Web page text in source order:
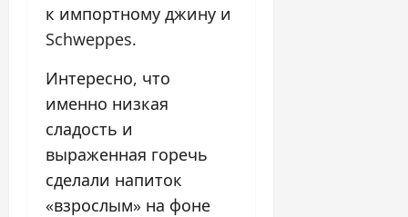
к импортному джину и
Schweppes.
Интересно, что
именно низкая
сладость и
выраженная горечь
сделали напиток
«взрослым» на фоне